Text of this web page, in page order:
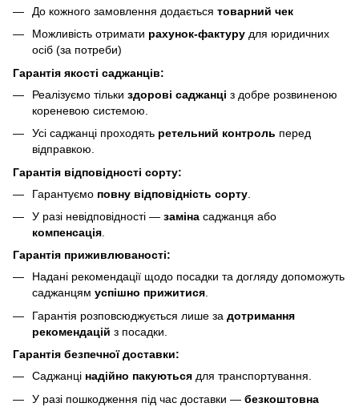
До кожного замовлення додається товарний чек
Можливість отримати рахунок-фактуру для юридичних
осіб (за потреби)
Гарантія якості саджанців:
Реалізуємо тільки здорові саджанці з добре розвиненою
кореневою системою.
Усі саджанці проходять ретельний контроль перед
відправкою.
Гарантія відповідності сорту:
Гарантуємо повну відповідність сорту
У разі невідповідності — заміна саджанця або
компенсація
Гарантія приживлюваності:
Надані рекомендації щодо посадки та догляду допоможуть
саджанцям успішно прижитися.
Гарантія розповсюджується лише за дотримання
рекомендацій з посадки.
Гарантія безпечної доставки:
Саджанці надійно пакуються для транспортування.
У разі пошкодження під час доставки — безкоштовна